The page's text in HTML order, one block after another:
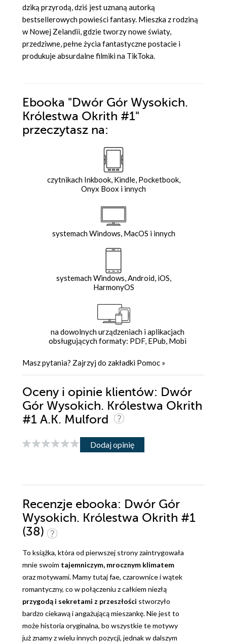
dziką przyrodą, dziś jest uznaną autorką
bestsellerowych powieści fantasy. Mieszka z rodziną
w Nowej Zelandii, gdzie tworzy nowe światy,
przedziwne, pełne życia fantastyczne postacie i
produkuje absurdalne filmiki na TikToka.
Ebooka "Dwór Gór Wysokich.
Królestwa Okrith #1"
przeczytasz na:
czytnikach Inkbook, Kindle, Pocketbook,
Onyx Boox i innych
systemach Windows, MacOS i innych
systemach Windows, Android, iOS,
HarmonyOS
na dowolnych urządzeniach i aplikacjach
obsługujących formaty: PDF, EPub, Mobi
Masz pytania? Zajrzyj do zakładki Pomoc »
Oceny i opinie klientów: Dwór
Gór Wysokich. Królestwa Okrith
#1 A.K. Mulford
Dodaj opinię
Recenzje ebooka: Dwór Gór
Wysokich. Królestwa Okrith #1
(38)
To książka, która od pierwszej strony zaintrygowała
mnie swoim tajemniczym, mrocznym klimatem
oraz motywami. Mamy tutaj fae, czarownice i wątek
romantyczny, co w połączeniu z całkiem niezłą
przygodą i sekretami z przeszłości stworzyło
bardzo ciekawą i angażującą mieszankę. Nie jest to
może historia oryginalna, bo wszystkie te motywy
już znamy z wielu innych pozycji, jednak w dalszym